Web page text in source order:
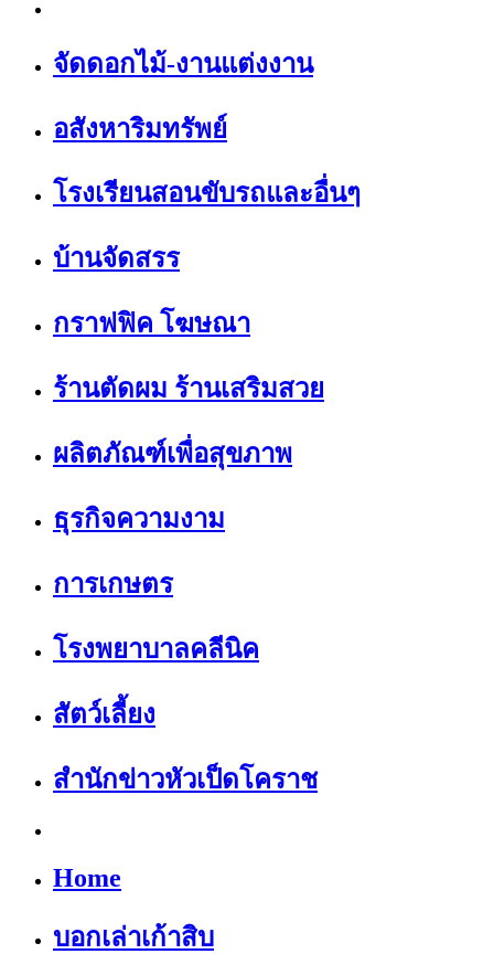
จัดดอกไม้-งานแต่งงาน
อสังหาริมทรัพย์
โรงเรียนสอนขับรถและอื่นๆ
บ้านจัดสรร
กราฟฟิค โฆษณา
ร้านตัดผม ร้านเสริมสวย
ผลิตภัณฑ์เพื่อสุขภาพ
ธุรกิจความงาม
การเกษตร
โรงพยาบาลคลีนิค
สัตว์เลี้ยง
สำนักข่าวหัวเป็ดโคราช
Home
บอกเล่าเก้าสิบ